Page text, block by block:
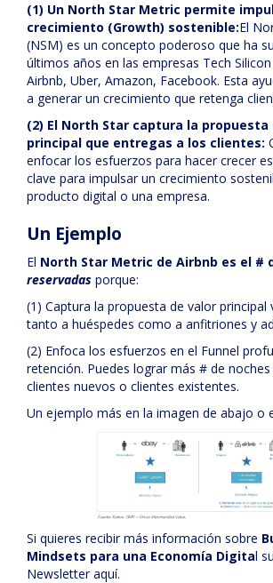
(1) Un North Star Metric permite
crecimiento (Growth) sostenible:El
(NSM) es un concepto poderoso que ha
últimos años en las empresas Tech
Airbnb, Uber, Amazon, Facebook. Esta
a generar un crecimiento que retenga
(2) El North Star captura la propuesta
principal que entregas a los clientes:
enfocar los esfuerzos para hacer crecer
clave para impulsar un crecimiento
producto digital o una empresa.
Un Ejemplo
El North Star Metric de Airbnb es el #
reservadas porque:
(1) Captura la propuesta de valor principal
tanto a huéspedes como a anfitriones y
(2) Enfoca los esfuerzos en el Funnel
retención. Puedes lograr más # de
clientes nuevos o clientes existentes.
Un ejemplo más en la imagen de abajo o
Si quieres recibir más información sobre
Mindsets para una Economía Digital
Newsletter aquí.